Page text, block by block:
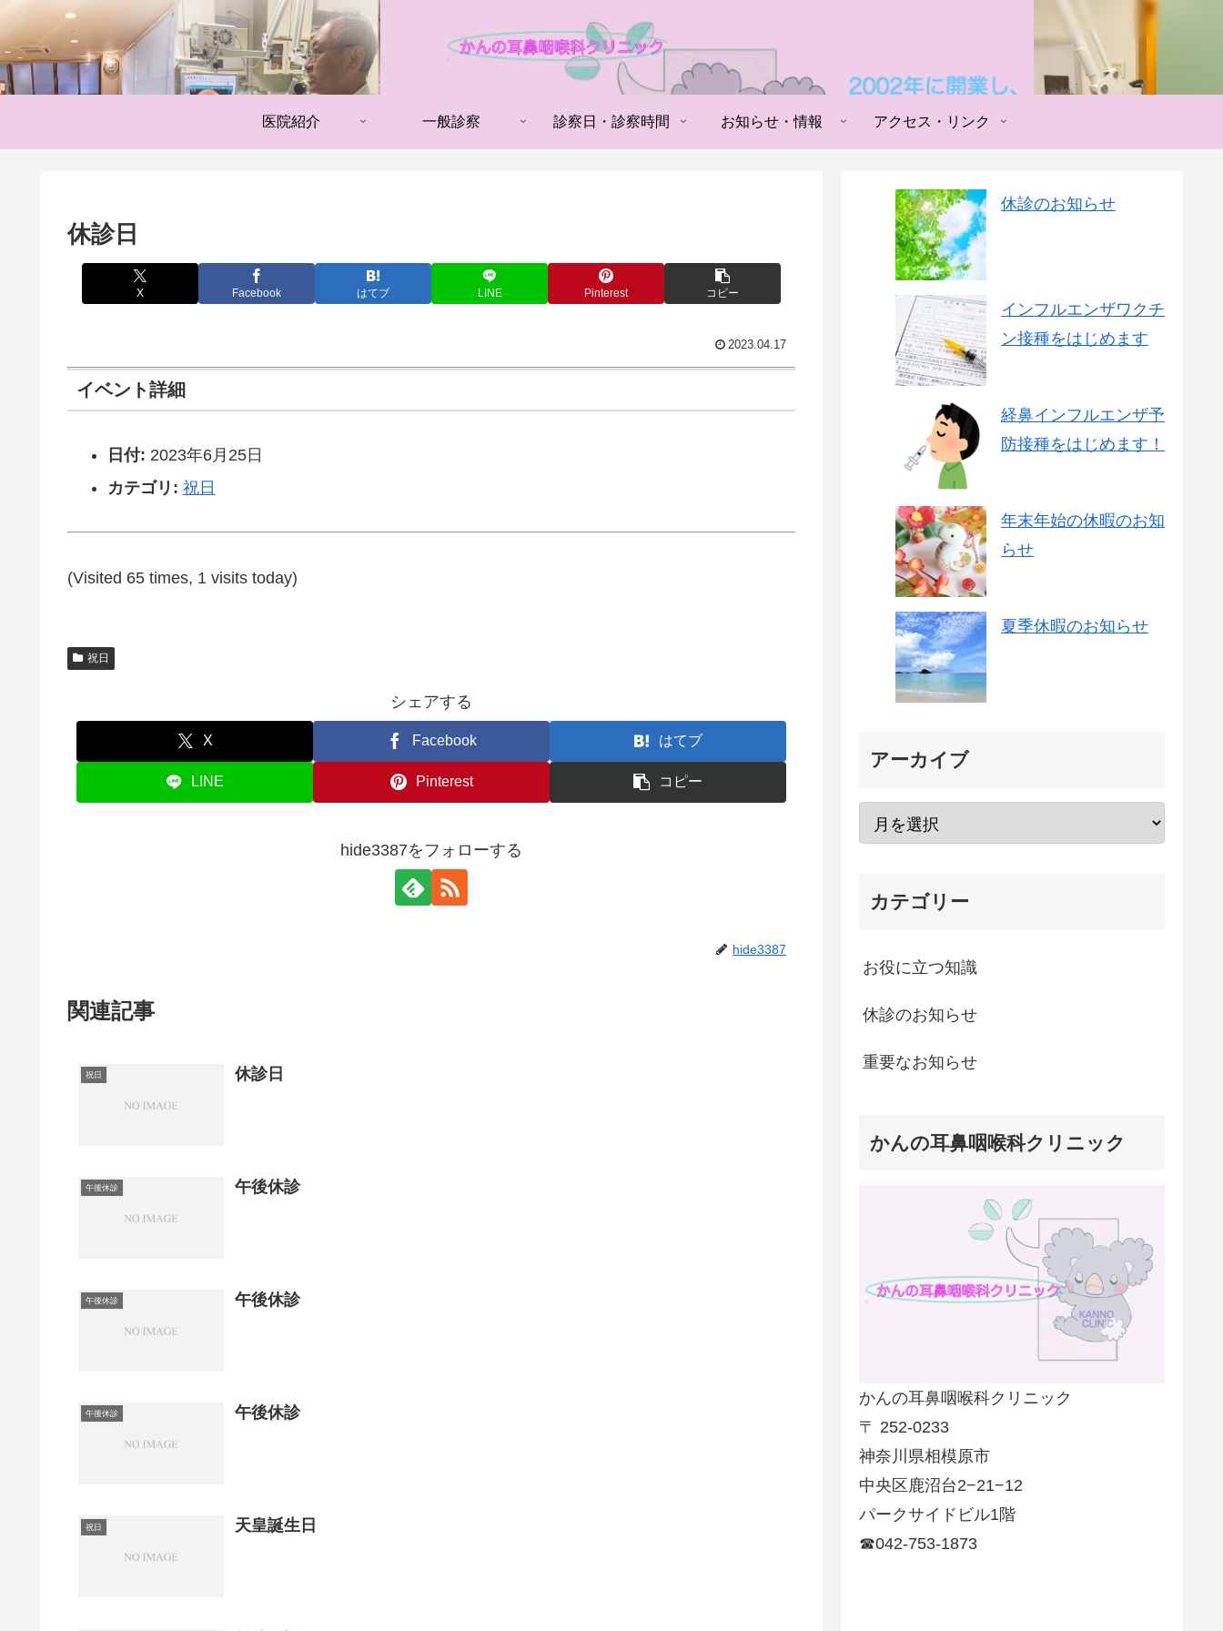
医院紹介 一般診察 診察日・診察時間 お知らせ・情報 アクセス・リンク
休診日
X Facebook はてブ LINE Pinterest コピー
2023.04.17
イベント詳細
日付: 2023年6月25日
カテゴリ: 祝日
(Visited 65 times, 1 visits today)
祝日
シェアする
X Facebook はてブ
LINE Pinterest コピー
hide3387をフォローする
hide3387
関連記事
祝日 休診日
午後休診 午後休診
午後休診 午後休診
午後休診 午後休診
祝日 天皇誕生日
休診のお知らせ
インフルエンザワクチ
ン接種をはじめます
経鼻インフルエンザ予
防接種をはじめます！
年末年始の休暇のお知
らせ
夏季休暇のお知らせ
アーカイブ
カテゴリー
お役に立つ知識
休診のお知らせ
重要なお知らせ
かんの耳鼻咽喉科クリニック
かんの耳鼻咽喉科クリニック
〒 252-0233
神奈川県相模原市
中央区鹿沼台2−21−12
パークサイドビル1階
☎042-753-1873